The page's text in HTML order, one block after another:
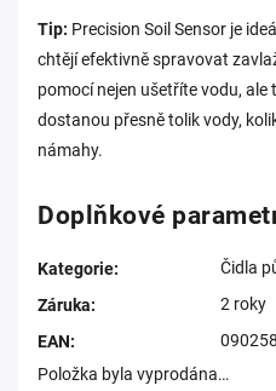
Tip: Precision Soil Sensor je
chtějí efektivně spravovat
pomocí nejen ušetříte vodu,
dostanou přesně tolik vody,
námahy.
Doplňkové
Kategorie:
Čidla
Záruka:
2 roky
EAN:
Položka byla vyprodána…